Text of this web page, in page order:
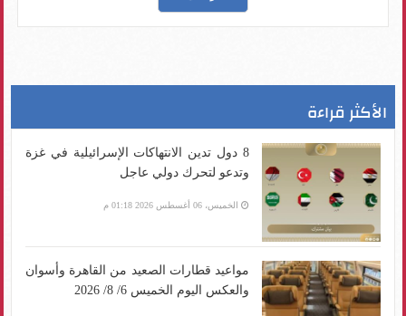
الأكثر قراءة
8 دول تدين الانتهاكات الإسرائيلية في غزة
وتدعو لتحرك دولي عاجل
الخميس، 06 أغسطس 2026 01:18 م
مواعيد قطارات الصعيد من القاهرة وأسوان
والعكس اليوم الخميس 6/ 8/ 2026